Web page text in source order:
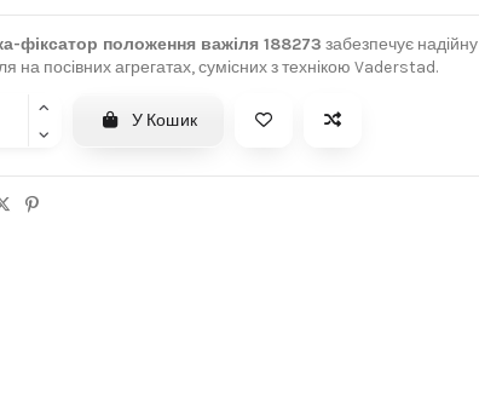
фіксатор положення важіля 188273 забезпечує
на посівних агрегатах, сумісних з технікою Vaderstad.
У Кошик